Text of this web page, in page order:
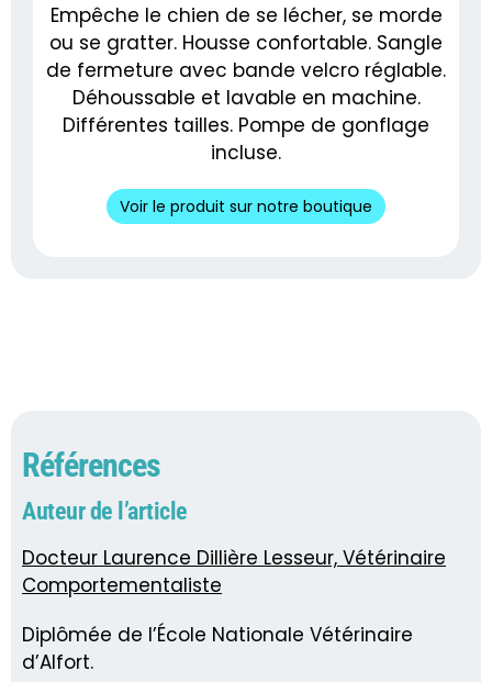
Empêche le chien de se lécher, se morde
ou se gratter. Housse confortable. Sangle
de fermeture avec bande velcro réglable.
Déhoussable et lavable en machine.
Différentes tailles. Pompe de gonflage
incluse.
Voir le produit sur notre boutique
Références
Auteur de l’article
Docteur Laurence Dillière Lesseur, Vétérinaire
Comportementaliste
Diplômée de l’École Nationale Vétérinaire
d’Alfort.